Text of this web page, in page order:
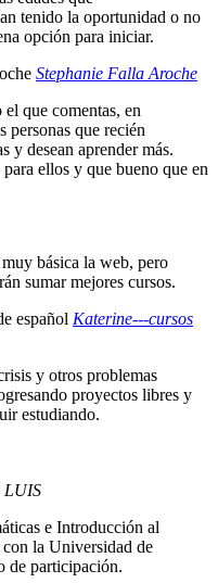
tenido la oportunidad o no
opción para iniciar.
Stephanie Falla Aroche
que comentas, en
personas que recién
y desean aprender más.
ellos y que bueno que en
básica la web, pero
sumar mejores cursos.
Katerine---cursos
y otros problemas
proyectos libres y
estudiando.
LUIS
e Introducción al
la Universidad de
de participación.